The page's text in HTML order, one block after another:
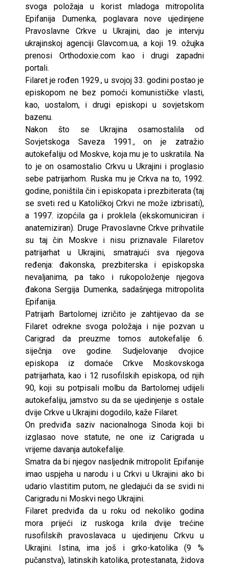
svoga položaja u korist mladoga mitropolita
Epifanija Dumenka, poglavara nove ujedinjene
Pravoslavne Crkve u Ukrajini, dao je intervju
ukrajinskoj agenciji Glavcom.ua, a koji 19. ožujka
prenosi Orthodoxie.com kao i drugi zapadni
portali.
Filaret je rođen 1929., u svojoj 33. godini postao je
episkopom ne bez pomoći komunističke vlasti,
kao, uostalom, i drugi episkopi u sovjetskom
bazenu.
Nakon što se Ukrajina osamostalila od
Sovjetskoga Saveza 1991., on je zatražio
autokefaliju od Moskve, koja mu je to uskratila. Na
to je on osamostalio Crkvu u Ukrajini i proglasio
sebe patrijarhom. Ruska mu je Crkva na to, 1992.
godine, poništila čin i episkopata i prezbiterata (taj
se sveti red u Katoličkoj Crkvi ne može izbrisati),
a 1997. izopćila ga i proklela (ekskomuniciran i
anatemiziran). Druge Pravoslavne Crkve prihvatile
su taj čin Moskve i nisu priznavale Filaretov
patrijarhat u Ukrajini, smatrajući sva njegova
ređenja: đakonska, prezbiterska i episkopska
nevaljanima, pa tako i rukopoloženje njegova
đakona Sergija Dumenka, sadašnjega mitropolita
Epifanija.
Patrijarh Bartolomej izričito je zahtijevao da se
Filaret odrekne svoga položaja i nije pozvan u
Carigrad da preuzme tomos autokefalije 6.
siječnja ove godine. Sudjelovanje dvojice
episkopa iz domaće Crkve Moskovskoga
patrijarhata, kao i 12 rusofilskih episkopa, od njih
90, koji su potpisali molbu da Bartolomej udijeli
autokefaliju, jamstvo su da se ujedinjenje s ostale
dvije Crkve u Ukrajini dogodilo, kaže Filaret.
On predviđa saziv nacionalnoga Sinoda koji bi
izglasao nove statute, ne one iz Carigrada u
vrijeme davanja autokefalije.
Smatra da bi njegov nasljednik mitropolit Epifanije
imao uspjeha u narodu i u Crkvi u Ukrajini ako bi
udario vlastitim putom, ne gledajući da se svidi ni
Carigradu ni Moskvi nego Ukrajini.
Filaret predviđa da u roku od nekoliko godina
mora prijeći iz ruskoga krila dvije trećine
rusofilskih pravoslavaca u ujedinjenu Crkvu u
Ukrajini. Istina, ima još i grko-katolika (9 %
pučanstva), latinskih katolika, protestanata, židova